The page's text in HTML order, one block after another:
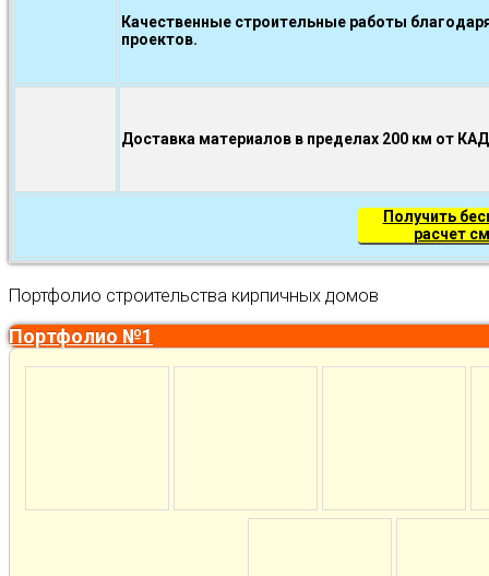
Качественные строительные работы
проектов.
Доставка материалов в пределах 200 км от
Получить
расчет
Портфолио строительства кирпичных домов
Портфолио №1